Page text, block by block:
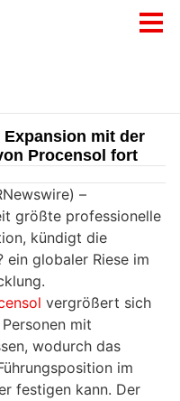
mit der
Procensol fort
–
größte professionelle
kündigt die
ein globaler Riese im
vergrößert sich
mit
wodurch das
im
festigen kann. Der